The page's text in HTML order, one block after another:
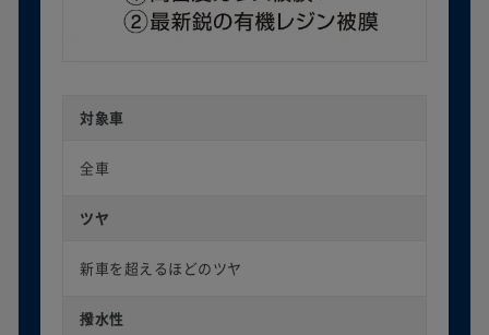
対象車
全車
ツヤ
新車を超えるほどのツヤ
撥水性